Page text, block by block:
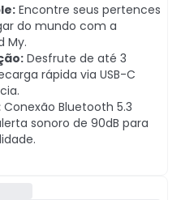
Encontre seus pertences
do mundo com a
My.
Desfrute de até 3
rápida via USB-C
Conexão Bluetooth 5.3
sonoro de 90dB para